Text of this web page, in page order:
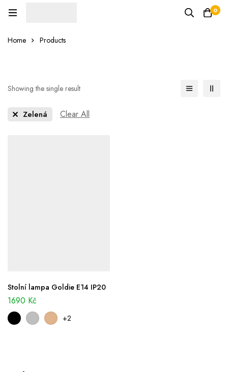
0
Home Products
Showing the single result
Zelená Clear All
Stolní lampa Goldie E14 IP20
1690 Kč
+2